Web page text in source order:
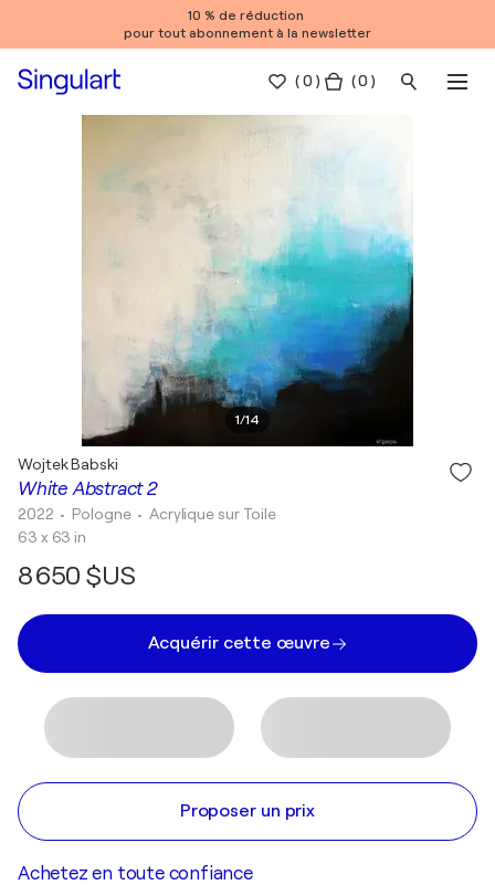
10 % de réduction
pour tout abonnement à la newsletter
(0 ) ( 0 )
1/14
White Abstract 2
Wojtek Babski
2022 • Pologne • Acrylique sur Toile
63 x 63 in
8 650 $US
Acquérir cette œuvre
Proposer un prix
Achetez en toute confiance